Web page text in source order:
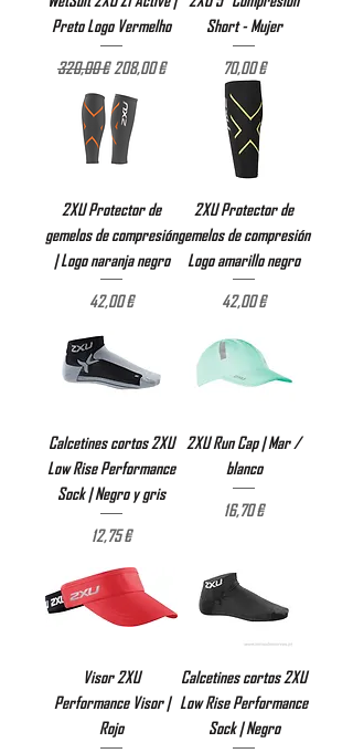
Preto Logo Vermelho
Precio
320,00 € Precio de oferta
208,00 €
Short - Mujer
Precio
70,00 €
2XU Protector de
gemelos de compresión
| Logo naranja negro
Precio
42,00 €
2XU Protector de
gemelos de compresión
Logo amarillo negro
Precio
42,00 €
Calcetines cortos 2XU
Low Rise Performance
Sock | Negro y gris
Precio
12,75 €
2XU Run Cap | Mar /
blanco
Precio
16,70 €
Visor 2XU
Performance Visor |
Rojo
Calcetines cortos 2XU
Low Rise Performance
Sock | Negro